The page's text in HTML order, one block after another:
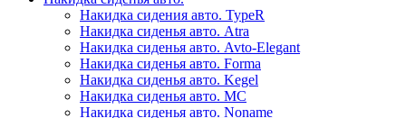
Накидка сидения авто. TypeR
Накидка сиденья авто. Atra
Накидка сиденья авто. Avto-Elegant
Накидка сиденья авто. Forma
Накидка сиденья авто. Kegel
Накидка сиденья авто. MC
Накидка сиденья авто. Noname